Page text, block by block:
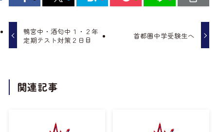
鴨宮中・酒匂中１・２年
定期テスト対策２日目
首都圏中学受験生へ
関連記事